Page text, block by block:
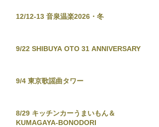
12/12-13 音泉温楽2026・冬
9/22 SHIBUYA OTO 31 ANNIVERSARY
9/4 東京歌謡曲タワー
8/29 キッチンカーうまいもん＆
KUMAGAYA-BONODORI